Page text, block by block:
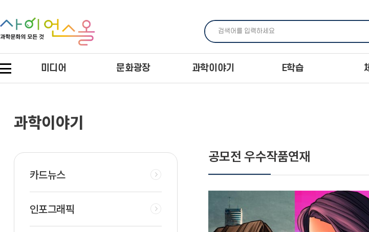
미디어 문화광장 과학이야기 E학습
공모전 우수작품연재
과학이야기
카드뉴스
인포그래픽